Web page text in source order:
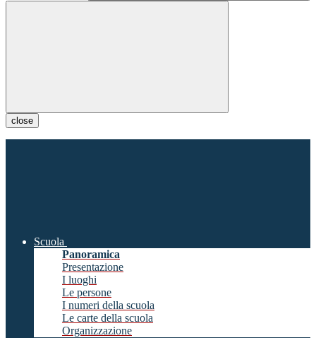
close
Scuola
Panoramica
Presentazione
I luoghi
Le persone
I numeri della scuola
Le carte della scuola
Organizzazione